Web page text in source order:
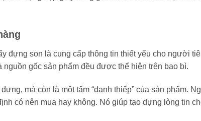
đựng son là cung cấp thông tin thiết yếu cho người
gốc sản phẩm đều được thể hiện trên bao bì.
mà còn là một tấm “danh thiếp” của sản phẩm.
có nên mua hay không. Nó giúp tạo dựng lòng tin